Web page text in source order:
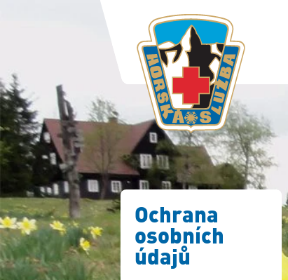
Ochrana
osobních
údajů